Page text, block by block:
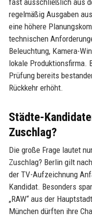
fast ausschließlich aus
regelmäßig Ausgaben
eine höhere
technischen
Beleuchtung, Kamera-
lokale Produktionsfirma.
Prüfung bereits
Rückkehr erhöht.
Städte-
Zuschlag?
Die große Frage lautet
Zuschlag? Berlin gilt
der TV-Aufzeichnung
Kandidat. Besonders
„RAW“ aus der
München dürften ihre